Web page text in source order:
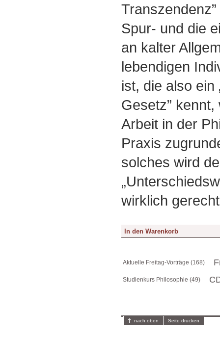
Spur- und die
an kalter
lebendigen
ist, die also ein
Gesetz”
Arbeit in der
Praxis
solches wird
wirklich
Aktuelle Freitag-Vorträge (168)
Studienkurs Philosophie (49)
nach oben Seite drucken